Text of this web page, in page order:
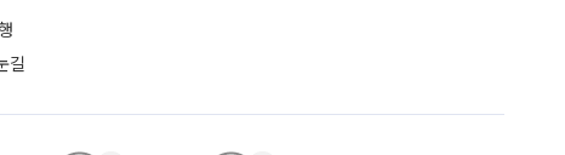
길